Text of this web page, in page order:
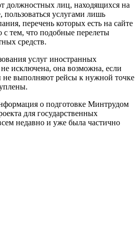
должностных лиц, находящихся на
пользоваться услугами лишь
перечень которых есть на сайте
с тем, что подобные перелеты
средств.
услуг иностранных
исключена, она возможна, если
не выполняют рейсы к нужной точке
о подготовке Минтрудом
для государственных
недавно и уже была частично